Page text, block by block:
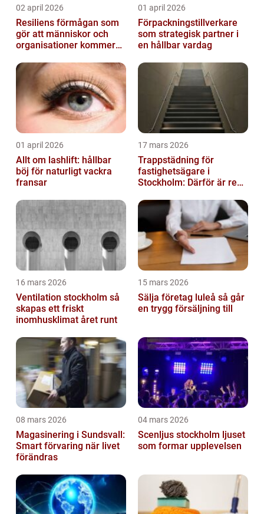
02 april 2026
Resiliens förmågan som
gör att människor och
organisationer kommer
01 april 2026
Förpackningstillverkare
som strategisk partner i
en hållbar vardag
01 april 2026
Allt om lashlift: hållbar
böj för naturligt vackra
fransar
17 mars 2026
Trappstädning för
fastighetsägare i
Stockholm: Därför är rena
investering
16 mars 2026
Ventilation stockholm så
skapas ett friskt
inomhusklimat året runt
15 mars 2026
Sälja företag luleå så går
en trygg försäljning till
08 mars 2026
Magasinering i Sundsvall:
Smart förvaring när livet
förändras
04 mars 2026
Scenljus stockholm ljuset
som formar upplevelsen